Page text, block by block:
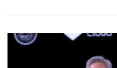
是，外資今天玩起神祕的「兩手策
64673口，創下歷史新高紀錄；小